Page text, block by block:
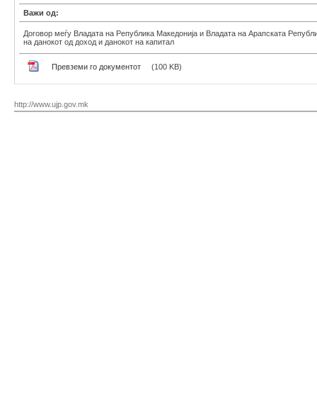
Важи од:
Договор меѓу Владата на Република Македонија и Владата на Арапската
на данокот од доход и данокот на капитал
Превземи го документот (100 KB)
http://www.ujp.gov.mk